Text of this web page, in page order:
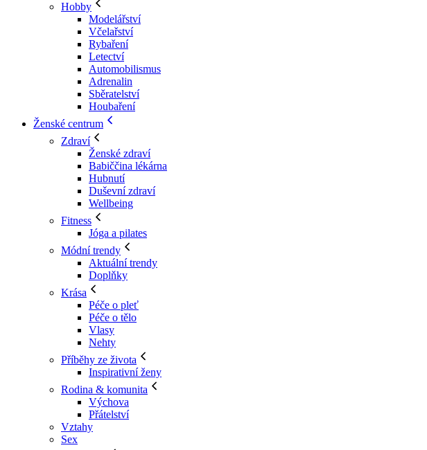
Hobby
Modelářství
Včelařství
Rybaření
Letectví
Automobilismus
Adrenalin
Sběratelství
Houbaření
Ženské centrum
Zdraví
Ženské zdraví
Babiččina lékárna
Hubnutí
Duševní zdraví
Wellbeing
Fitness
Jóga a pilates
Módní trendy
Aktuální trendy
Doplňky
Krása
Péče o pleť
Péče o tělo
Vlasy
Nehty
Příběhy ze života
Inspirativní ženy
Rodina & komunita
Výchova
Přátelství
Vztahy
Sex